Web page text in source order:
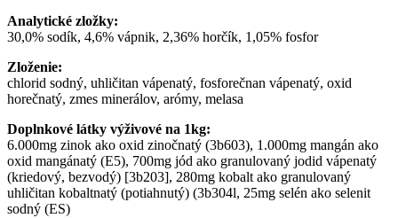
Analytické zložky:
30,0% sodík, 4,6% vápnik, 2,36% horčík, 1,05% fosfor
Zloženie:
chlorid sodný, uhličitan vápenatý, fosforečnan vápenatý, oxid
horečnatý, zmes minerálov, arómy, melasa
Doplnkové látky výživové na 1kg:
6.000mg zinok ako oxid zinočnatý (3b603), 1.000mg mangán ako
oxid mangánatý (E5), 700mg jód ako granulovaný jodid vápenatý
(kriedový, bezvodý) [3b203], 280mg kobalt ako granulovaný
uhličitan kobaltnatý (potiahnutý) (3b304l, 25mg selén ako selenit
sodný (ES)